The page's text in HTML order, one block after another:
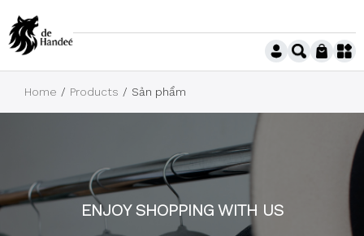
Home Products Sản phẩm
ENJOY SHOPPING WITH US